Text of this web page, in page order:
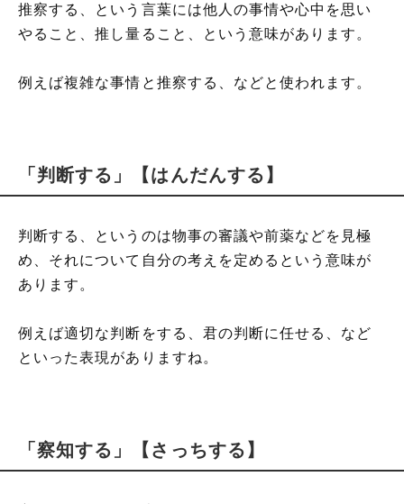
推察する、という言葉には他人の事情や心中を思い
やること、推し量ること、という意味があります。
例えば複雑な事情と推察する、などと使われます。
「判断する」【はんだんする】
判断する、というのは物事の審議や前薬などを見極
め、それについて自分の考えを定めるという意味が
あります。
例えば適切な判断をする、君の判断に任せる、など
といった表現がありますね。
「察知する」【さっちする】